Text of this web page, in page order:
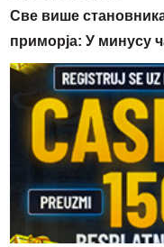
Све више
приморја: У минусу